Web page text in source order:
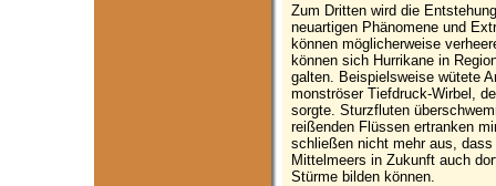
Zum Dritten wird die
neuartigen Phänomene und
können möglicherweise
können sich Hurrikane in
galten. Beispielsweise wütete
monströser Tiefdruck-Wirbel,
sorgte. Sturzfluten
reißenden Flüssen ertranken
schließen nicht mehr aus,
Mittelmeers in Zukunft auch
Stürme bilden können.